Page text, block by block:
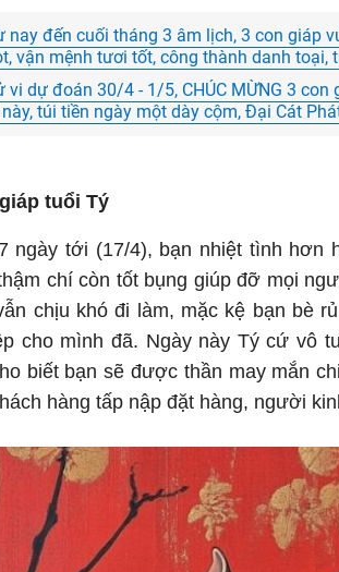
nay đến cuối tháng 3 âm lịch, 3 con giáp
vận mệnh tươi tốt, công thành danh toại,
vi dự đoán 30/4 - 1/5, CHÚC MỪNG 3 con
này, túi tiền ngày một dày cộm, Đại Cát
tuổi Tý
ngày tới (17/4), bạn nhiệt tình hơn
chí còn tốt bụng giúp đỡ mọi
chịu khó đi làm, mặc kệ bạn bè
cho mình đã. Ngày này Tý cứ vô
biết bạn sẽ được thần may mắn
hàng tấp nập đặt hàng, người